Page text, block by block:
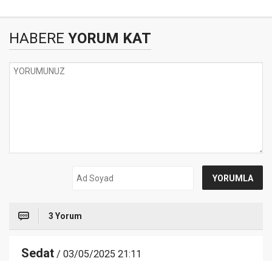
HABERE YORUM KAT
3 Yorum
Sedat / 03/05/2025 21:11